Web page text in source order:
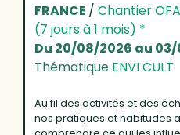
FRANCE / Chantier
(7 jours à 1 mois) *
Du 20/08/2026 au
Thématique ENVI CULT
Au fil des activités et des
nos pratiques et habitudes